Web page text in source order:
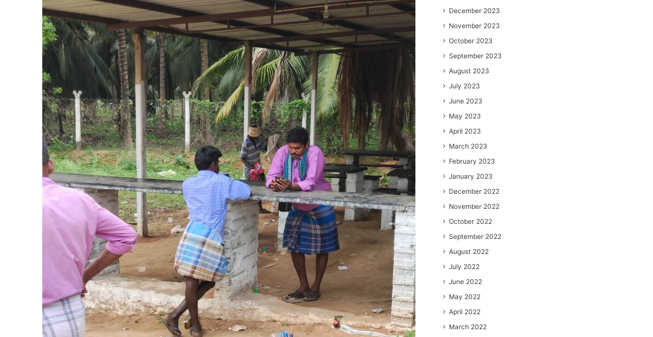
December 2023
November 2023
October 2023
September 2023
August 2023
July 2023
June 2023
May 2023
April 2023
March 2023
February 2023
January 2023
December 2022
November 2022
October 2022
September 2022
August 2022
July 2022
June 2022
May 2022
April 2022
March 2022